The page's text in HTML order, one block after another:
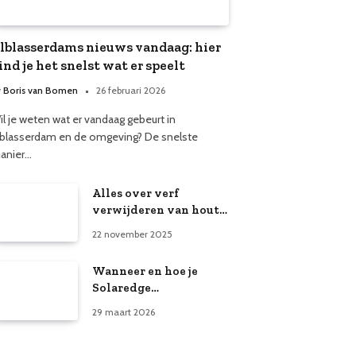
nieuws vandaag: hier
je het snelst wat er speelt
Boris van Bomen 26 februari 2026
je weten wat er vandaag gebeurt in
en de omgeving? De snelste
Alles over verf
verwijderen van hout:
22 november 2025
Wanneer en hoe je
Solaredge
29 maart 2026